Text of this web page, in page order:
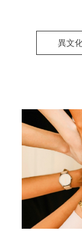
異文